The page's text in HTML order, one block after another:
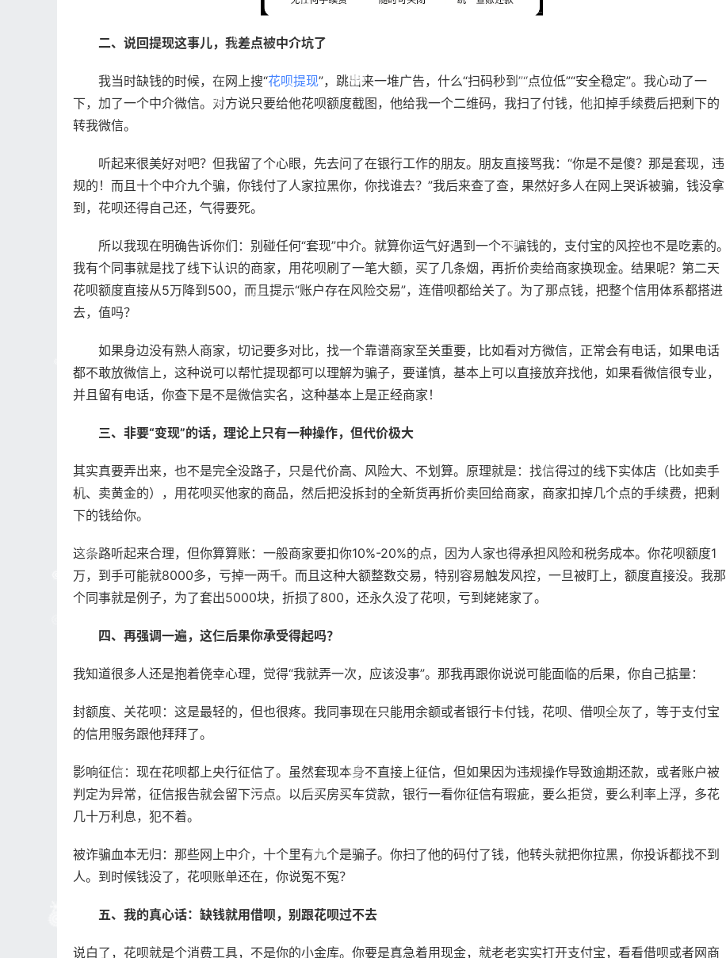
二、说回提现这事儿，我差点被中介坑了
我当时缺钱的时候，在网上搜“花呗提现”，跳出来一堆广告，什么“扫码秒到”“点位低”“安全稳定”。我心动了一
下，加了一个中介微信。对方说只要给他花呗额度截图，他给我一个二维码，我扫了付钱，他扣掉手续费后把剩下的
转我微信。
听起来很美好对吧？但我留了个心眼，先去问了在银行工作的朋友。朋友直接骂我：“你是不是傻？那是套现，违
规的！而且十个中介九个骗，你钱付了人家拉黑你，你找谁去？”我后来查了查，果然好多人在网上哭诉被骗，钱没拿
到，花呗还得自己还，气得要死。
所以我现在明确告诉你们：别碰任何“套现”中介。就算你运气好遇到一个不骗钱的，支付宝的风控也不是吃素的。
我有个同事就是找了线下认识的商家，用花呗刷了一笔大额，买了几条烟，再折价卖给商家换现金。结果呢？第二天
花呗额度直接从5万降到500，而且提示“账户存在风险交易”，连借呗都给关了。为了那点钱，把整个信用体系都搭进
去，值吗？
如果身边没有熟人商家，切记要多对比，找一个靠谱商家至关重要，比如看对方微信，正常会有电话，如果电话
都不敢放微信上，这种说可以帮忙提现都可以理解为骗子，要谨慎，基本上可以直接放弃找他，如果看微信很专业，
并且留有电话，你查下是不是微信实名，这种基本上是正经商家！
三、非要“变现”的话，理论上只有一种操作，但代价极大
其实真要弄出来，也不是完全没路子，只是代价高、风险大、不划算。原理就是：找信得过的线下实体店（比如卖手
机、卖黄金的），用花呗买他家的商品，然后把没拆封的全新货再折价卖回给商家，商家扣掉几个点的手续费，把剩
下的钱给你。
这条路听起来合理，但你算算账：一般商家要扣你10%-20%的点，因为人家也得承担风险和税务成本。你花呗额度1
万，到手可能就8000多，亏掉一两千。而且这种大额整数交易，特别容易触发风控，一旦被盯上，额度直接没。我那
个同事就是例子，为了套出5000块，折损了800，还永久没了花呗，亏到姥姥家了。
四、再强调一遍，这仨后果你承受得起吗？
我知道很多人还是抱着侥幸心理，觉得“我就弄一次，应该没事”。那我再跟你说说可能面临的后果，你自己掂量：
封额度、关花呗：这是最轻的，但也很疼。我同事现在只能用余额或者银行卡付钱，花呗、借呗全灰了，等于支付宝
的信用服务跟他拜拜了。
影响征信：现在花呗都上央行征信了。虽然套现本身不直接上征信，但如果因为违规操作导致逾期还款，或者账户被
判定为异常，征信报告就会留下污点。以后买房买车贷款，银行一看你征信有瑕疵，要么拒贷，要么利率上浮，多花
几十万利息，犯不着。
被诈骗血本无归：那些网上中介，十个里有九个是骗子。你扫了他的码付了钱，他转头就把你拉黑，你投诉都找不到
人。到时候钱没了，花呗账单还在，你说冤不冤？
五、我的真心话：缺钱就用借呗，别跟花呗过不去
说白了，花呗就是个消费工具，不是你的小金库。你要是真急着用现金，就老老实实打开支付宝，看看借呗或者网商